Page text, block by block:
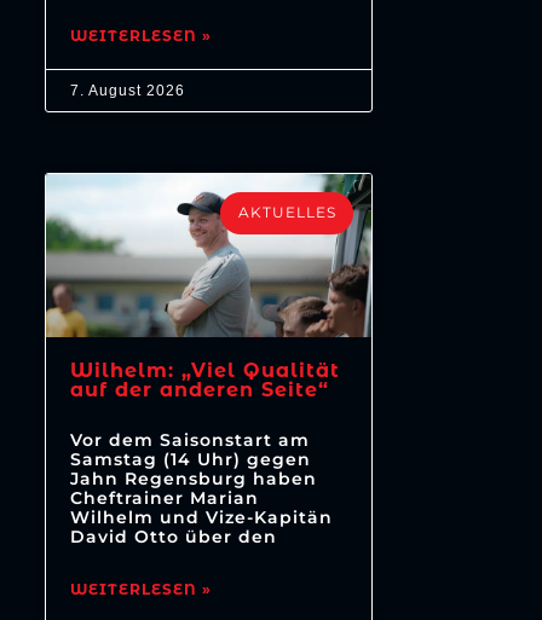
WEITERLESEN »
7. August 2026
AKTUELLES
Wilhelm: „Viel Qualität
auf der anderen Seite“
Vor dem Saisonstart am
Samstag (14 Uhr) gegen
Jahn Regensburg haben
Cheftrainer Marian
Wilhelm und Vize-Kapitän
David Otto über den
WEITERLESEN »